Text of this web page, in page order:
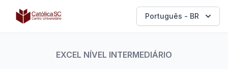
Católica SC | Experts Português - BR
EXCEL NÍVEL INTERMEDIÁRIO